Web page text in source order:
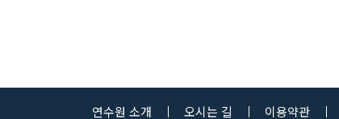
연수원 소개 오시는 길 이용약관